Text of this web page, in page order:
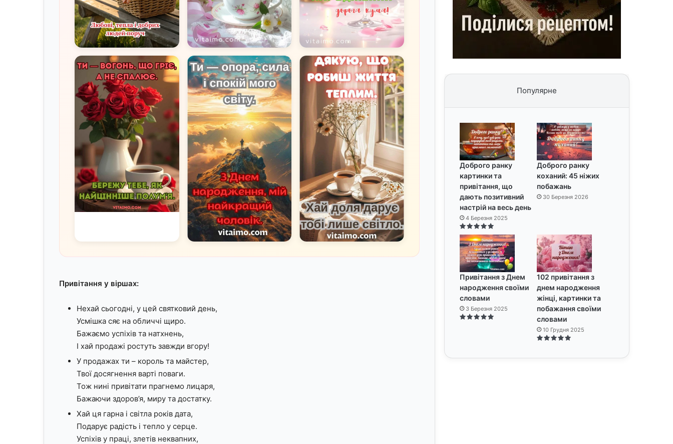
Привітання у віршах:
Нехай сьогодні, у цей святковий день,
Усмішка сяє на обличчі щиро.
Бажаємо успіхів та натхнень,
І хай продажі ростуть завжди вгору!
У продажах ти – король та майстер,
Твої досягнення варті поваги.
Тож нині привітати прагнемо лицаря,
Бажаючи здоров’я, миру та достатку.
Хай ця гарна і світла років дата,
Подарує радість і тепло у серце.
Успіхів у праці, злетів неквапних,
Популярне
Доброго ранку
картинки та
привітання, що
дають позитивний
настрій на весь день
4 Березня 2025
Доброго ранку
коханий: 45 ніжих
побажань
30 Березня 2026
Привітання з Днем
народження своїми
словами
3 Березня 2025
102 привітання з
днем народження
жінці, картинки та
побажання своїми
словами
10 Грудня 2025